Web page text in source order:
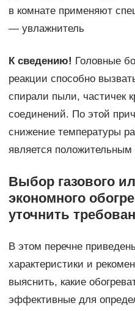
в комнате применяют
— увлажнитель
К сведению! Головные
реакции способно
спирали пыли, частичек
соединений. По этой
снижение температуры
является
Выбор газового
экономного
уточнить
В этом перечне
характеристики и
выяснить, какие
эффективные для